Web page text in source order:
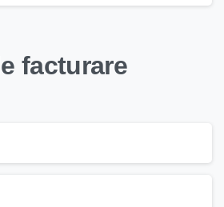
facturare